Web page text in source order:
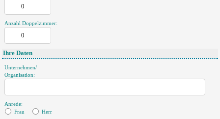
Anzahl Doppelzimmer:
Ihre Daten
Unternehmen/
Organisation:
Anrede:
Frau
Herr